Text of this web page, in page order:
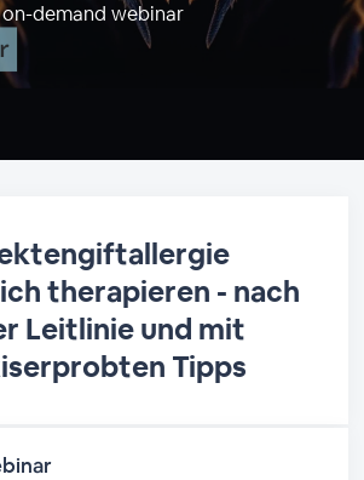
on-demand webinar
therapieren - nach
Leitlinie und mit
Tipps